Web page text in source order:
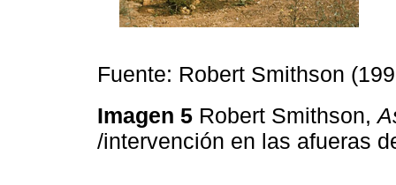
Fuente: Robert Smithson
Imagen 5 Robert Smithson,
/intervención en las afueras